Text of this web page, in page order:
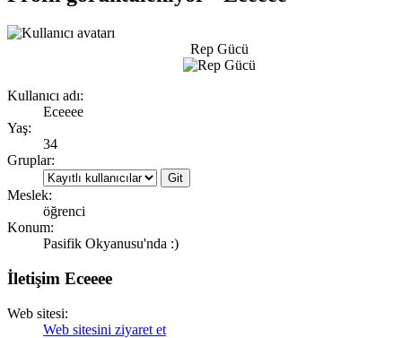
Rep Gücü
Kullanıcı adı:
Eceeee
Yaş:
34
Gruplar:
Meslek:
öğrenci
Konum:
Pasifik Okyanusu'nda :)
İletişim Eceeee
Web sitesi:
Web sitesini ziyaret et